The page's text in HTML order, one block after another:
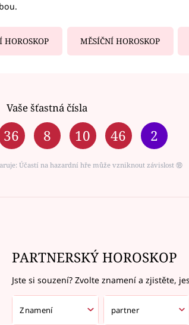
HOROSKOP MĚSÍČNÍ HOROSKOP
Vaše šťastná čísla
36 8 10 46 2
Účastí na hazardní hře může vzniknout závislost ⑱
PARTNERSKÝ HOROSKOP
Jste si souzení? Zvolte znamení a zjistěte,